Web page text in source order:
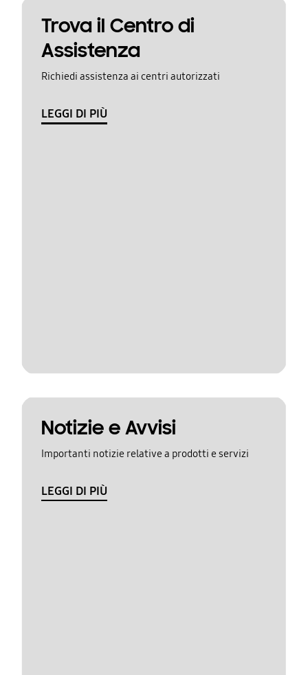
Trova il Centro di
Assistenza
Richiedi assistenza ai centri autorizzati
LEGGI DI PIÙ
Notizie e Avvisi
Importanti notizie relative a prodotti e servizi
LEGGI DI PIÙ